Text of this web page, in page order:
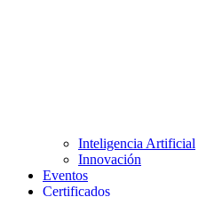
Inteligencia Artificial
Innovación
Eventos
Certificados